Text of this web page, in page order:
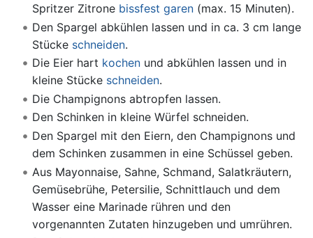
Spritzer Zitrone bissfest garen(max. 15 Minuten).
Den Spargel abkühlen lassen und in ca. 3 cm lange
Stücke schneiden.
Die Eier hart kochenund abkühlen lassen und in
kleine Stücke schneiden.
Die Champignons abtropfen lassen.
Den Schinken in kleine Würfel schneiden.
Den Spargel mit den Eiern, den Champignons und
dem Schinken zusammen in eine Schüssel geben.
Aus Mayonnaise, Sahne, Schmand, Salatkräutern,
Gemüsebrühe, Petersilie, Schnittlauch und dem
Wasser eine Marinade rühren und den
vorgenannten Zutaten hinzugeben und umrühren.